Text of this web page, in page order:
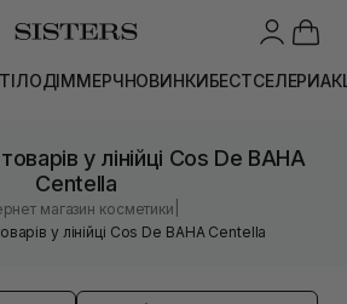
ТІЛОДІММЕРЧНОВИНКИБЕСТСЕЛЕРИ
у лінійці Cos De BAHA
Centella
магазин косметики
у лінійці Cos De BAHA Centella